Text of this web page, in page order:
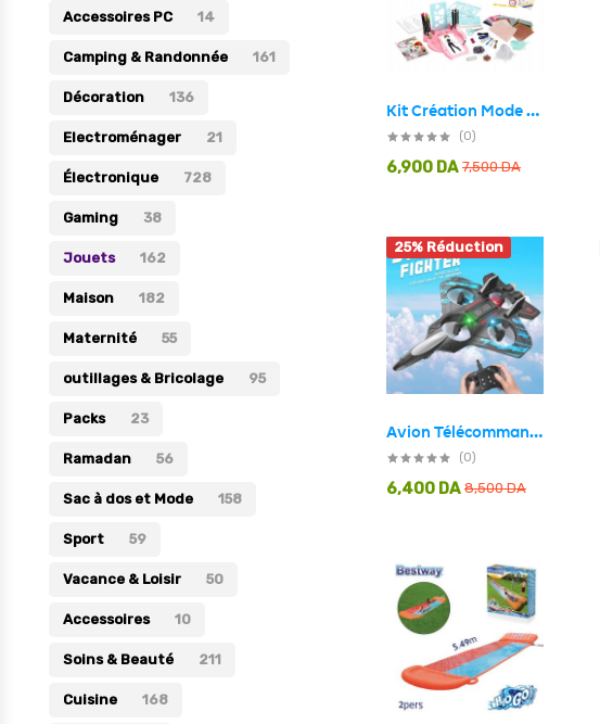
Électronique
Jouets
Maison
Maternité
Outillages & Bricolage
Packs
Sac à dos et Mode
Soins & Beauté
Sport
Divers
Kit Création Mode Buki Professional Studio Mode pour filles
(0)
7,500DA
6,900 DA
25% Réduction
Avion Télécommandé F22 Quadricoptère – لعبة طائرة مع يد تحكم
(0)
8,500DA
6,400 DA
Accessoires PC 14
Camping & Randonnée 161
Décoration 136
Electroménager 21
Électronique 728
Gaming 38
Jouets 162
Maison 182
Maternité 55
outillages & Bricolage 95
Packs 23
Ramadan 56
Sac à dos et Mode 158
Sport 59
Vacance & Loisir 50
Accessoires 10
Soins & Beauté 211
Cuisine 168